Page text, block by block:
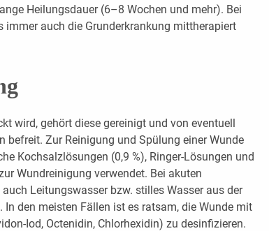
Heilungsdauer (6–8 Wochen und mehr). Bei
immer auch die Grunderkrankung mittherapiert
wird, gehört diese gereinigt und von eventuell
befreit. Zur Reinigung und Spülung einer Wunde
Kochsalzlösungen (0,9 %), Ringer-Lösungen und
Wundreinigung verwendet. Bei akuten
Leitungswasser bzw. stilles Wasser aus der
In den meisten Fällen ist es ratsam, die Wunde mit
Iod, Octenidin, Chlorhexidin) zu desinfizieren.